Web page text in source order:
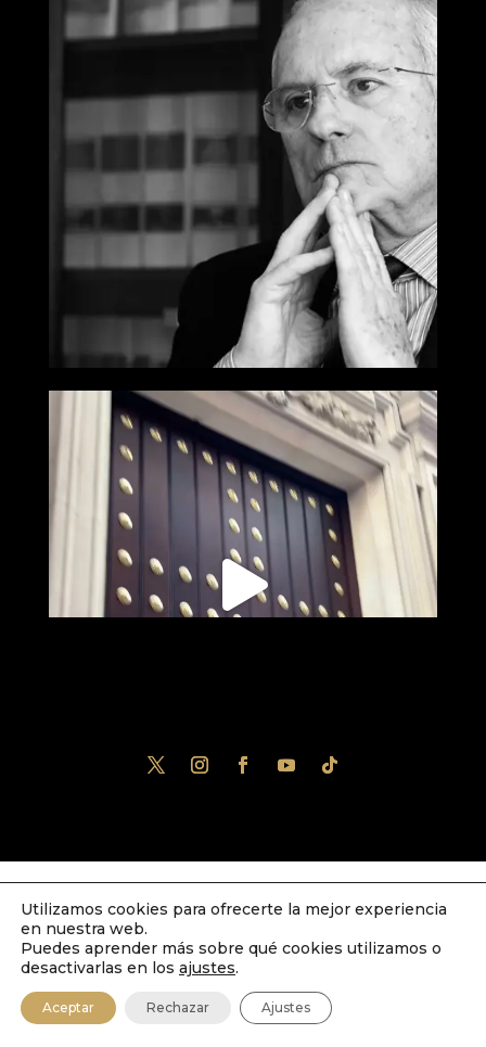
Diseñado poriNova Cloud. Una empresa
deGrupo Inova 2023© Todos los derechos
Política de Privacidad
Legal|Política de Cookies
Utilizamos cookies para ofrecerte la mejor experiencia
en nuestra web.
Puedes aprender más sobre qué cookies utilizamos o
desactivarlas en los ajustes.
Aceptar Rechazar Ajustes